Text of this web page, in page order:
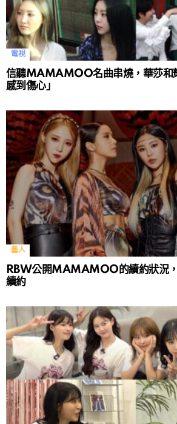
電視
信聽MAMAMOO名曲串燒，華莎和
感到傷心」
藝人
RBW公開MAMAMOO的續約狀況
續約